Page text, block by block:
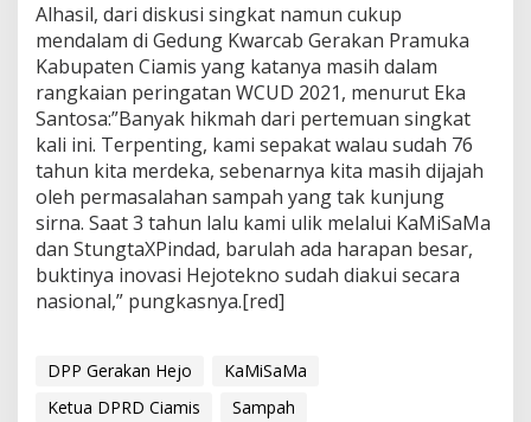
Alhasil, dari diskusi singkat namun cukup
mendalam di Gedung Kwarcab Gerakan Pramuka
Kabupaten Ciamis yang katanya masih dalam
rangkaian peringatan WCUD 2021, menurut Eka
Santosa:”Banyak hikmah dari pertemuan singkat
kali ini. Terpenting, kami sepakat walau sudah 76
tahun kita merdeka, sebenarnya kita masih dijajah
oleh permasalahan sampah yang tak kunjung
sirna. Saat 3 tahun lalu kami ulik melalui KaMiSaMa
dan StungtaXPindad, barulah ada harapan besar,
buktinya inovasi Hejotekno sudah diakui secara
nasional,” pungkasnya.[red]
DPP Gerakan Hejo
KaMiSaMa
Ketua DPRD Ciamis
Sampah